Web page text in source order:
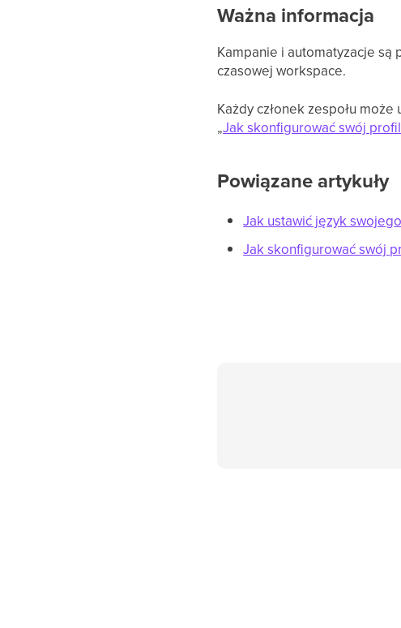
Ważna informacja
Kampanie i automatyzacje są
czasowej workspace.
Każdy członek zespołu
„Jak skonfigurować swój profil
Powiązane artykuły
Jak ustawić język
Jak skonfigurować swój